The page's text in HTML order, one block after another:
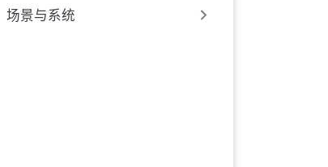
场景与系统